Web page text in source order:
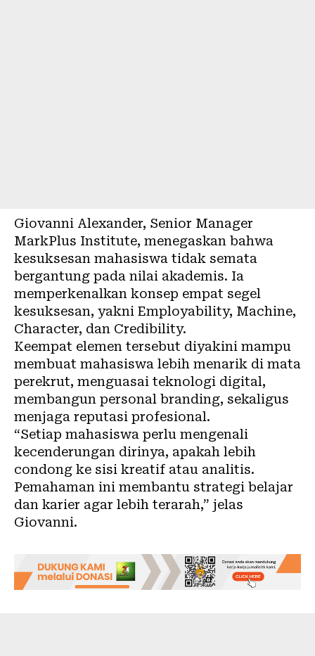
Giovanni Alexander, Senior Manager
MarkPlus Institute, menegaskan bahwa
kesuksesan mahasiswa tidak semata
bergantung pada nilai akademis. Ia
memperkenalkan konsep empat segel
kesuksesan, yakni Employability, Machine,
Character, dan Credibility.
Keempat elemen tersebut diyakini mampu
membuat mahasiswa lebih menarik di mata
perekrut, menguasai teknologi digital,
membangun personal branding, sekaligus
menjaga reputasi profesional.
“Setiap mahasiswa perlu mengenali
kecenderungan dirinya, apakah lebih
condong ke sisi kreatif atau analitis.
Pemahaman ini membantu strategi belajar
dan karier agar lebih terarah,” jelas
Giovanni.